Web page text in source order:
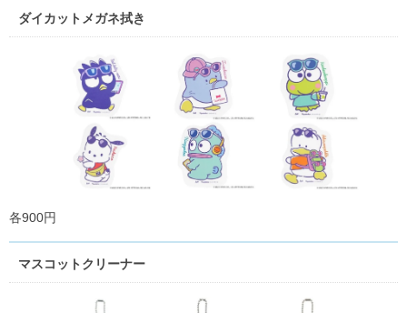
ダイカットメガネ拭き
各900円
マスコットクリーナー